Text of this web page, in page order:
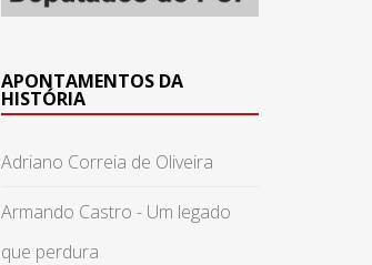
APONTAMENTOS DA
HISTÓRIA
Adriano Correia de Oliveira
Armando Castro - Um legado
que perdura